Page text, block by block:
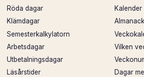
Röda dagar
Klämdagar
Semesterkalkylatorn
Arbetsdagar
Utbetalningsdagar
Läsårstider
Kalender
Vilken
Dagar